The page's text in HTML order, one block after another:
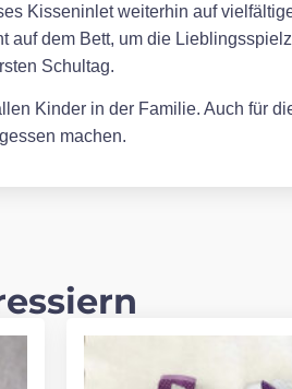
Kisseninlet weiterhin auf
dem Bett, um die
Schultag.
Kinder in der Familie. Auch für
machen.